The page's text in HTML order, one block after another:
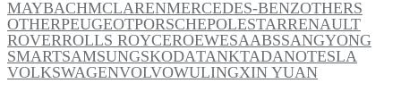
MAYBACHMCLARENMERCEDES-BENZOTHERS
OTHERPEUGEOTPORSCHEPOLESTARRENAULT
ROVERROLLS ROYCEROEWESAABSSANGYONG
SMARTSAMSUNGSKODATANKTADANOTESLA
VOLKSWAGENVOLVOWULINGXIN YUAN